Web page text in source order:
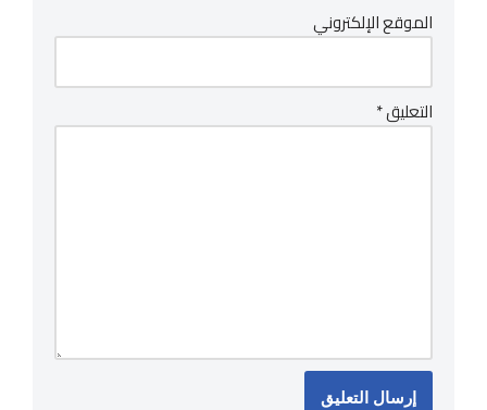
الموقع الإلكتروني
التعليق*